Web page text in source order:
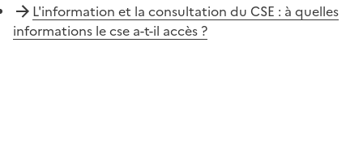
L'information et la consultation du CSE : à quelles
informations le cse a-t-il accès ?